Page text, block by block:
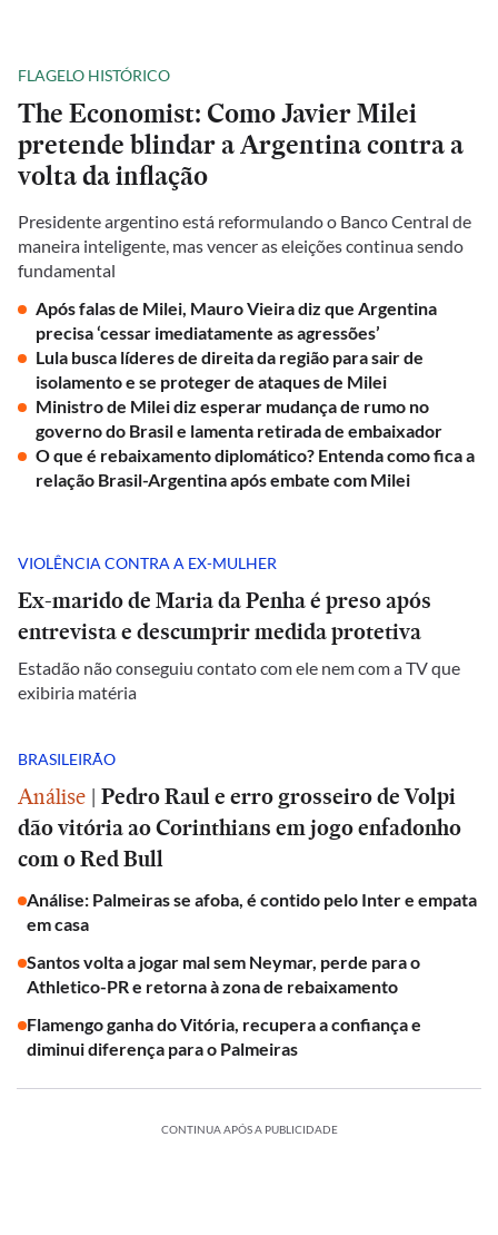
FLAGELO HISTÓRICO
The Economist: Como Javier Milei
pretende blindar a Argentina contra a
volta da inflação
Presidente argentino está reformulando o Banco Central de
maneira inteligente, mas vencer as eleições continua sendo
fundamental
Após falas de Milei, Mauro Vieira diz que Argentina
precisa ‘cessar imediatamente as agressões’
Lula busca líderes de direita da região para sair de
isolamento e se proteger de ataques de Milei
Ministro de Milei diz esperar mudança de rumo no
governo do Brasil e lamenta retirada de embaixador
O que é rebaixamento diplomático? Entenda como fica a
relação Brasil-Argentina após embate com Milei
VIOLÊNCIA CONTRA A EX-MULHER
Ex-marido de Maria da Penha é preso após
entrevista e descumprir medida protetiva
Estadão não conseguiu contato com ele nem com a TV que
exibiria matéria
BRASILEIRÃO
Análise | Pedro Raul e erro grosseiro de Volpi
dão vitória ao Corinthians em jogo enfadonho
com o Red Bull
Análise: Palmeiras se afoba, é contido pelo Inter e empata
em casa
Santos volta a jogar mal sem Neymar, perde para o
Athletico-PR e retorna à zona de rebaixamento
Flamengo ganha do Vitória, recupera a confiança e
diminui diferença para o Palmeiras
CONTINUA APÓS A PUBLICIDADE